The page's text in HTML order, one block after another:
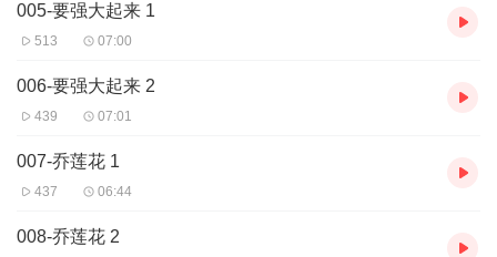
005-要强大起来 1
513 07:00
006-要强大起来 2
439 07:01
007-乔莲花 1
437 06:44
008-乔莲花 2